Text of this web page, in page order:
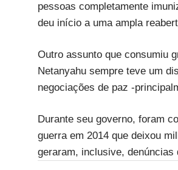
pessoas completamente
deu início a uma ampla
Outro assunto que consumiu
Netanyahu sempre teve um
negociações de paz -
Durante seu governo, foram
guerra em 2014 que deixou
geraram, inclusive,